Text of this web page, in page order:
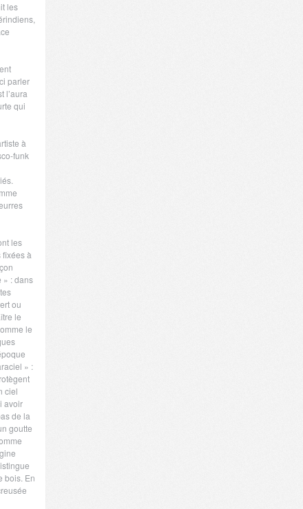
les
parler
l’aura
qui
à
funk
les
à
» : dans
ou
le
le
» :
ciel
avoir
de la
goutte
bois. En